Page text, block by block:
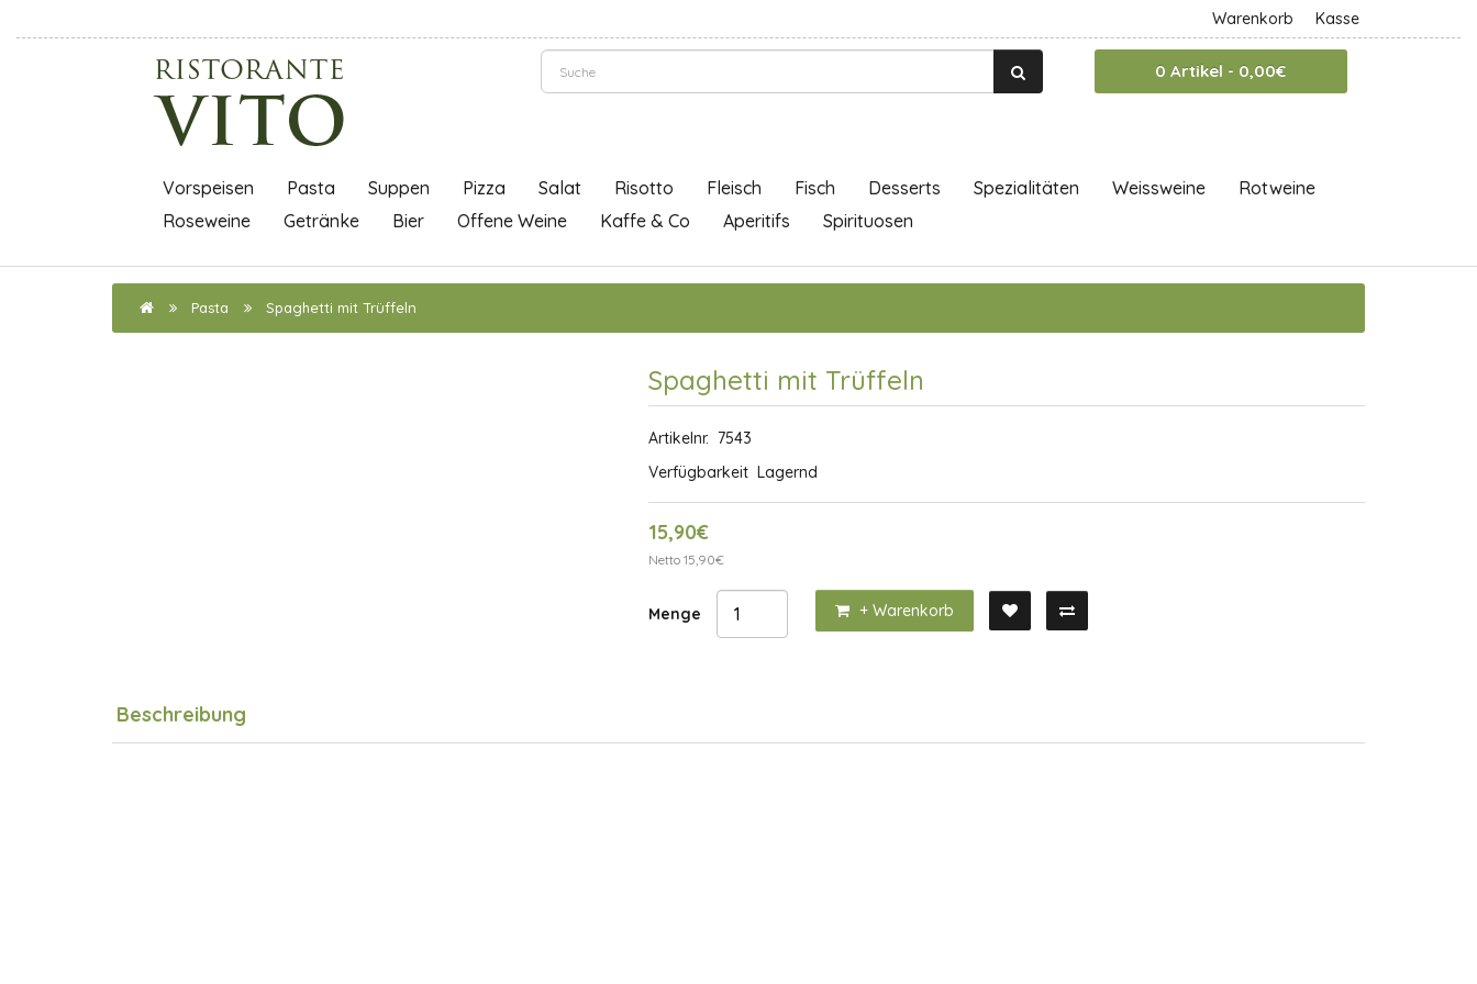
Warenkorb Kasse
0 Artikel - 0,00€
Vorspeisen Pasta Suppen Pizza Salat Risotto Fleisch Fisch Desserts Spezialitäten Weissweine
Rotweine
Roseweine
Getränke Bier Offene Weine Kaffe & Co Aperitifs Spirituosen
Pasta Spaghetti mit Trüffeln
Spaghetti mit Trüffeln
Artikelnr. 7543
Verfügbarkeit Lagernd
15,90€
Netto 15,90€
Menge + Warenkorb
Beschreibung